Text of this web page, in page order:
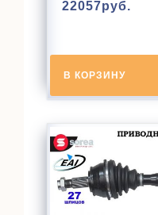
22057руб.
В КОРЗИНУ